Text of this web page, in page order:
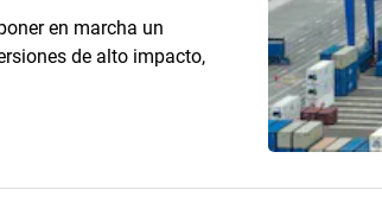
en marcha un
de alto impacto,